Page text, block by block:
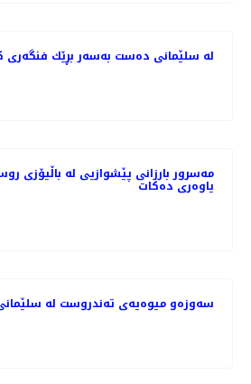
له‌ سلێمانی ده‌ست به‌سه‌ر بڕێك فنگه‌ری
مه‌سرور بارزانی پێشوازیی لە باڵیۆزی
یاوه‌ری ده‌كات
سه‌وزه‌و میوه‌یه‌ی ته‌ندروست له‌